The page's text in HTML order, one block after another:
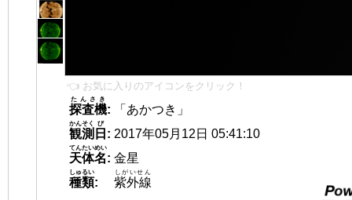
👈 お気に入りのアイコンをクリック！
探査機
たんさき
:
「あかつき」
観測
かんそく
日
び
: 2017年05月12日 05:41:10
天体名
てんたいめい
: 金星
種類
しゅるい
: 紫外線
しがいせん